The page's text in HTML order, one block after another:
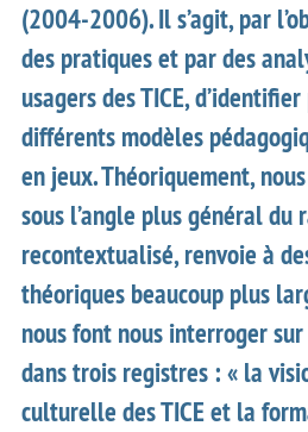
(2004-2006). Il s’agit, par
des pratiques et par des
usagers des TICE,
différents modèles
en jeux. Théoriquement,
sous l’angle plus général du
recontextualisé, renvoie à
théoriques beaucoup plus
nous font nous interroger
dans trois registres : « la
culturelle des TICE et la